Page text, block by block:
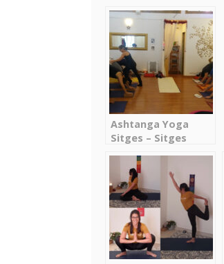
Ashtanga Yoga
Sitges – Sitges